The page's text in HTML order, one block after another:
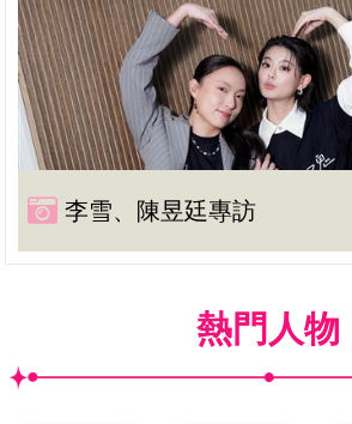
李雪、陳昱廷專訪
熱門人物